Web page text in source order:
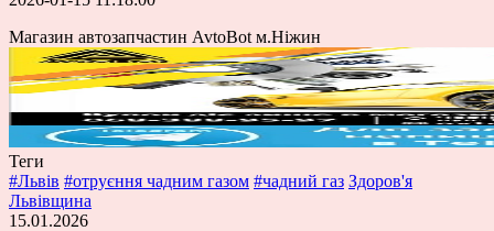
Магазин автозапчастин AvtoBot м.Ніжин
Теги
#Львів #отруєння чадним газом #чадний газ Здоров'я
Львівщина
15.01.2026